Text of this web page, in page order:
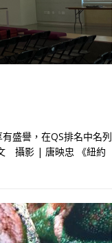
盛譽，在QS排名中名列
攝影 | 唐映忠 《紐約